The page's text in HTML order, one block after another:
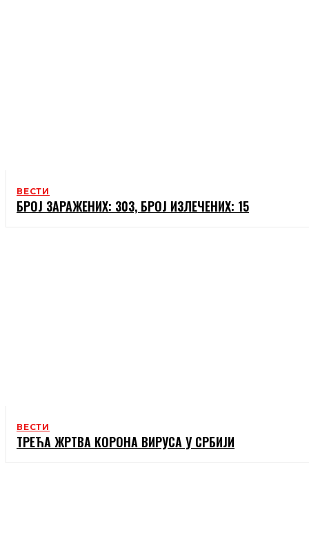
ВЕСТИ
БРОЈ ЗАРАЖЕНИХ: 303, БРОЈ ИЗЛЕЧЕНИХ: 15
ВЕСТИ
ТРЕЋА ЖРТВА КОРОНА ВИРУСА У СРБИЈИ